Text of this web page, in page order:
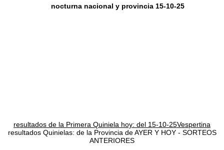
nocturna nacional y provincia 15-10-25
resultados de la Primera Quiniela hoy: del 15-10-25Vespertina
resultados Quinielas: de la Provincia de AYER Y HOY - SORTEOS
ANTERIORES